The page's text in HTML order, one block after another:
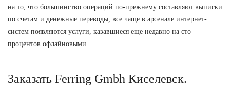
на то, что большинство операций по-прежнему составляют выписки
по счетам и денежные переводы, все чаще в арсенале интернет-
систем появляются услуги, казавшиеся еще недавно на сто
процентов офлайновыми.
Заказать Ferring Gmbh Киселевск.